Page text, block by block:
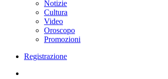
Notizie
Cultura
Video
Oroscopo
Promozioni
Registrazione